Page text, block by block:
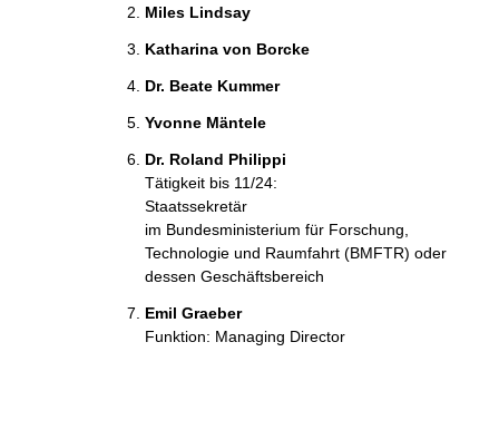
Miles Lindsay
Katharina von Borcke
Dr. Beate Kummer
Yvonne Mäntele
Dr. Roland Philippi
Tätigkeit bis 11/24:
Staatssekretär
im Bundesministerium für Forschung,
Technologie und Raumfahrt (BMFTR) oder
dessen Geschäftsbereich
Emil Graeber
Funktion: Managing Director